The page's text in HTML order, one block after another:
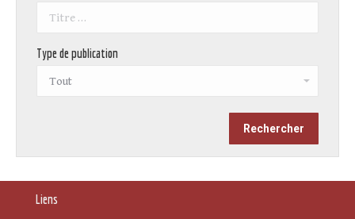
Type de publication
Liens